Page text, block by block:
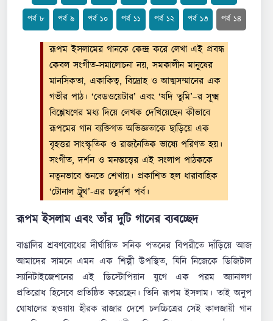
পর্ব ৮ পর্ব ৯ পর্ব ১০ পর্ব ১১ পর্ব ১২ পর্ব ১৩ পর্ব ১৪
রূপম ইসলামের গানকে কেন্দ্র করে লেখা এই প্রবন্ধ
কেবল সংগীত-সমালোচনা নয়, সমকালীন মানুষের
মানসিকতা, একাকিত্ব, বিদ্রোহ ও আত্মসম্মানের এক
গভীর পাঠ। ‘বেডওয়েটার’ এবং ‘যদি তুমি’–র সূক্ষ্ম
বিশ্লেষণের মধ্য দিয়ে লেখক দেখিয়েছেন কীভাবে
রূপমের গান ব্যক্তিগত অভিজ্ঞতাকে ছাড়িয়ে এক
বৃহত্তর সাংস্কৃতিক ও রাজনৈতিক ভাষ্যে পরিণত হয়।
সংগীত, দর্শন ও মনস্তত্ত্বের এই সংলাপ পাঠককে
নতুনভাবে শুনতে শেখায়। প্রকাশিত হল ধারাবাহিক
‘টোনাল ট্রুথ’-এর চতুর্দশ পর্ব।
রূপম ইসলাম এবং তাঁর দুটি গানের ব্যবচ্ছেদ
বাঙালির শ্রবণবোধের দীর্ঘায়িত সনিক পতনের বিপরীতে দাঁড়িয়ে আজ
আমাদের সামনে এমন এক শিল্পী উপস্থিত, যিনি নিজেকে ডিজিটাল
স্যানিটাইজেশনের এই ডিস্টোপিয়ান যুগে এক পরম অ্যানালগ
প্রতিরোধ হিসেবে প্রতিষ্ঠিত করেছেন। তিনি রূপম ইসলাম। তাই অনুপ
ঘোষালের হওয়ায় হীরক রাজার দেশে চলচ্চিত্রের সেই কালজায়ী গান